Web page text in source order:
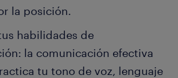
la posición.
habilidades de
la comunicación efectiva
tu tono de voz, lenguaje